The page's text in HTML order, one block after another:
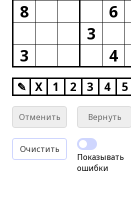
8
6
3
3
4
✎ X 1 2 3 4 5
Отменить Вернуть
Очистить
Показывать
ошибки